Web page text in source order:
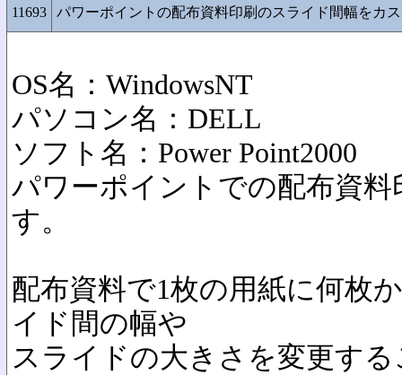
11693 パワーポイントの配布資料印刷のスライド間幅をカ
OS名：WindowsNT
パソコン名：DELL
ソフト名：Power Point2000
パワーポイントでの配布資
す。
配布資料で1枚の用紙に何枚
イド間の幅や
スライドの大きさを変更す